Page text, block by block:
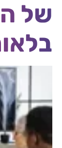
של